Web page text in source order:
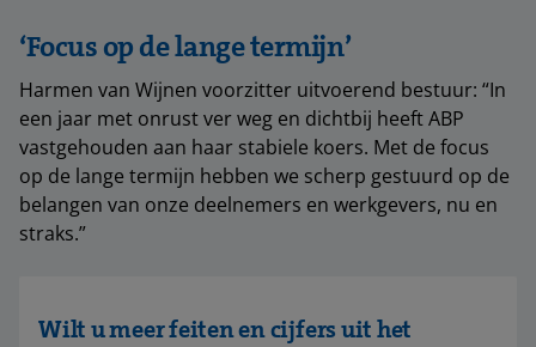
‘Focus op de lange termijn’
Harmen van Wijnen voorzitter uitvoerend bestuur: “In
een jaar met onrust ver weg en dichtbĳ heeft ABP
vastgehouden aan haar stabiele koers. Met de focus
op de lange termĳn hebben we scherp gestuurd op de
belangen van onze deelnemers en werkgevers, nu en
straks.”
Wilt u meer feiten en cijfers uit het